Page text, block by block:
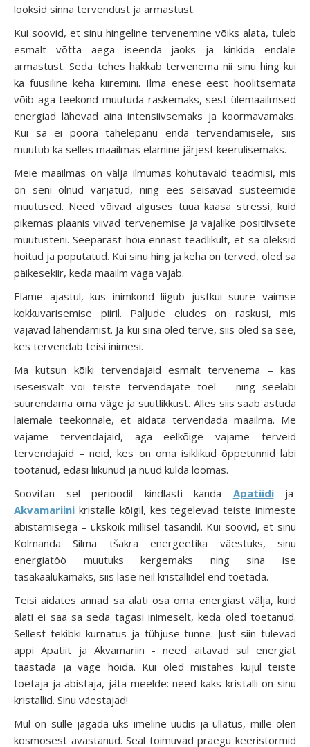
looksid sinna tervendust ja armastust.
Kui soovid, et sinu hingeline tervenemine võiks alata, tuleb
esmalt võtta aega iseenda jaoks ja kinkida endale
armastust. Seda tehes hakkab tervenema nii sinu hing kui
ka füüsiline keha kiiremini. Ilma enese eest hoolitsemata
võib aga teekond muutuda raskemaks, sest ülemaailmsed
energiad lähevad aina intensiivsemaks ja koormavamaks.
Kui sa ei pööra tähelepanu enda tervendamisele, siis
muutub ka selles maailmas elamine järjest keerulisemaks.
Meie maailmas on välja ilmumas kohutavaid teadmisi, mis
on seni olnud varjatud, ning ees seisavad süsteemide
muutused. Need võivad alguses tuua kaasa stressi, kuid
pikemas plaanis viivad tervenemise ja vajalike positiivsete
muutusteni. Seepärast hoia ennast teadlikult, et sa oleksid
hoitud ja poputatud. Kui sinu hing ja keha on terved, oled sa
päikesekiir, keda maailm väga vajab.
Elame ajastul, kus inimkond liigub justkui suure vaimse
kokkuvarisemise piiril. Paljude eludes on raskusi, mis
vajavad lahendamist. Ja kui sina oled terve, siis oled sa see,
kes tervendab teisi inimesi.
Ma kutsun kõiki tervendajaid esmalt tervenema – kas
iseseisvalt või teiste tervendajate toel – ning seeläbi
suurendama oma väge ja suutlikkust. Alles siis saab astuda
laiemale teekonnale, et aidata tervendada maailma. Me
vajame tervendajaid, aga eelkõige vajame terveid
tervendajaid – neid, kes on oma isiklikud õppetunnid läbi
töötanud, edasi liikunud ja nüüd kulda loomas.
Soovitan sel perioodil kindlasti kanda Apatiidija
Akvamariini kristalle kõigil, kes tegelevad teiste inimeste
abistamisega – ükskõik millisel tasandil. Kui soovid, et sinu
Kolmanda Silma tšakra energeetika väestuks, sinu
energiatöö muutuks kergemaks ning sina ise
tasakaalukamaks, siis lase neil kristallidel end toetada.
Teisi aidates annad sa alati osa oma energiast välja, kuid
alati ei saa sa seda tagasi inimeselt, keda oled toetanud.
Sellest tekibki kurnatus ja tühjuse tunne. Just siin tulevad
appi Apatiit ja Akvamariin - need aitavad sul energiat
taastada ja väge hoida. Kui oled mistahes kujul teiste
toetaja ja abistaja, jäta meelde: need kaks kristalli on sinu
kristallid. Sinu väestajad!
Mul on sulle jagada üks imeline uudis ja üllatus, mille olen
kosmosest avastanud. Seal toimuvad praegu keeristormid